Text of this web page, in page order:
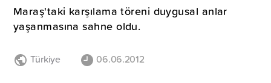
Maraş'taki karşılama töreni duygusal anlar
yaşanmasına sahne oldu.
Türkiye 06.06.2012